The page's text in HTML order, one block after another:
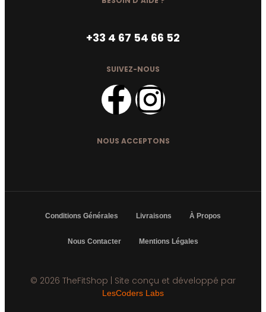
+33 4 67 54 66 52
SUIVEZ-NOUS
NOUS ACCEPTONS
Conditions Générales Livraisons À Propos
Nous Contacter Mentions Légales
© 2026 TheFitShop | Site conçu et développé par
LesCoders Labs